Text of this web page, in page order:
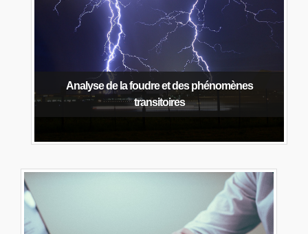
Analyse de la foudre et des phénomènes
transitoires